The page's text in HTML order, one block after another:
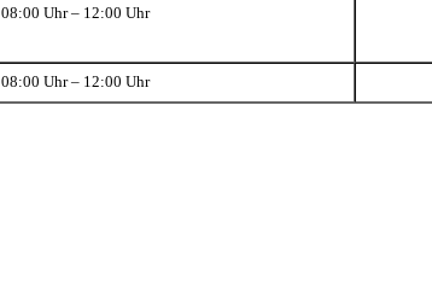
08:00 Uhr – 12:00 Uhr
08:00 Uhr – 12:00 Uhr